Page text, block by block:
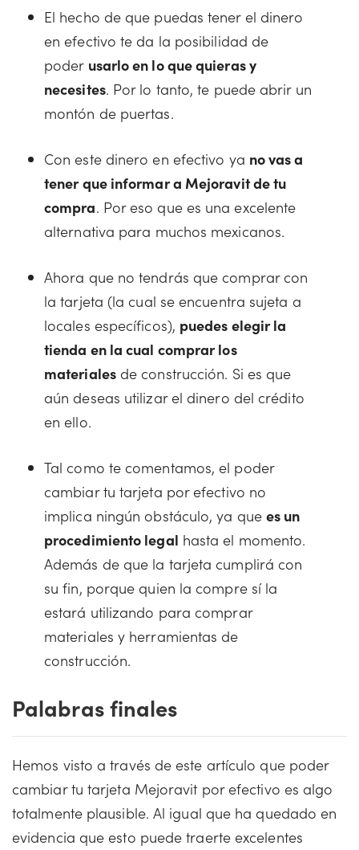
El hecho de que puedas tener el dinero
en efectivo te da la posibilidad de
poder usarlo en lo que quieras y
necesites. Por lo tanto, te puede abrir un
montón de puertas.
Con este dinero en efectivo ya no vas a
tener que informar a Mejoravit de tu
compra. Por eso que es una excelente
alternativa para muchos mexicanos.
Ahora que no tendrás que comprar con
la tarjeta (la cual se encuentra sujeta a
locales específicos), puedes elegir la
tienda en la cual comprar los
materialesde construcción. Si es que
aún deseas utilizar el dinero del crédito
en ello.
Tal como te comentamos, el poder
cambiar tu tarjeta por efectivo no
implica ningún obstáculo, ya que es un
procedimiento legal hasta el momento.
Además de que la tarjeta cumplirá con
su fin, porque quien la compre sí la
estará utilizando para comprar
materiales y herramientas de
construcción.
Palabras finales
Hemos visto a través de este artículo que poder
cambiar tu tarjeta Mejoravit por efectivo es algo
totalmente plausible. Al igual que ha quedado en
evidencia que esto puede traerte excelentes